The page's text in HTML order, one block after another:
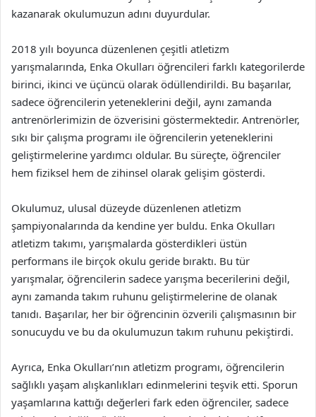
kazanarak okulumuzun adını duyurdular.
2018 yılı boyunca düzenlenen çeşitli atletizm
yarışmalarında, Enka Okulları öğrencileri farklı kategorilerde
birinci, ikinci ve üçüncü olarak ödüllendirildi. Bu başarılar,
sadece öğrencilerin yeteneklerini değil, aynı zamanda
antrenörlerimizin de özverisini göstermektedir. Antrenörler,
sıkı bir çalışma programı ile öğrencilerin yeteneklerini
geliştirmelerine yardımcı oldular. Bu süreçte, öğrenciler
hem fiziksel hem de zihinsel olarak gelişim gösterdi.
Okulumuz, ulusal düzeyde düzenlenen atletizm
şampiyonalarında da kendine yer buldu. Enka Okulları
atletizm takımı, yarışmalarda gösterdikleri üstün
performans ile birçok okulu geride bıraktı. Bu tür
yarışmalar, öğrencilerin sadece yarışma becerilerini değil,
aynı zamanda takım ruhunu geliştirmelerine de olanak
tanıdı. Başarılar, her bir öğrencinin özverili çalışmasının bir
sonucuydu ve bu da okulumuzun takım ruhunu pekiştirdi.
Ayrıca, Enka Okulları’nın atletizm programı, öğrencilerin
sağlıklı yaşam alışkanlıkları edinmelerini teşvik etti. Sporun
yaşamlarına kattığı değerleri fark eden öğrenciler, sadece